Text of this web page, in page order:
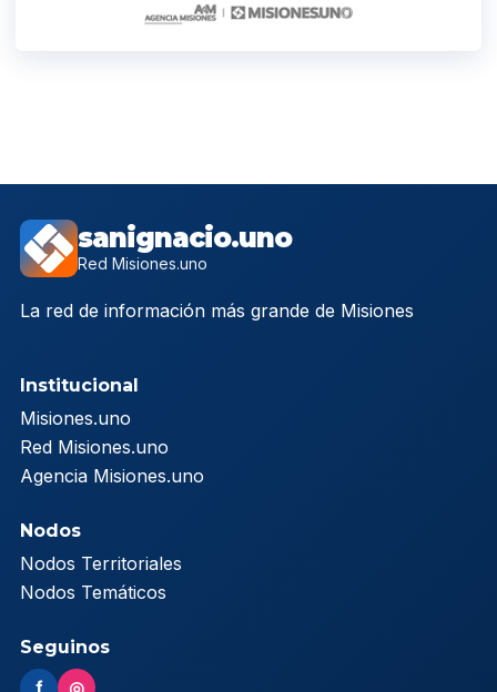
sanignacio.uno
Red Misiones.uno
La red de información más grande de Misiones
Institucional
Misiones.uno
Red Misiones.uno
Agencia Misiones.uno
Nodos
Nodos Territoriales
Nodos Temáticos
Seguinos
f ◎